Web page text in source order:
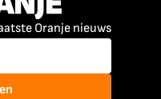
Oranje nieuws